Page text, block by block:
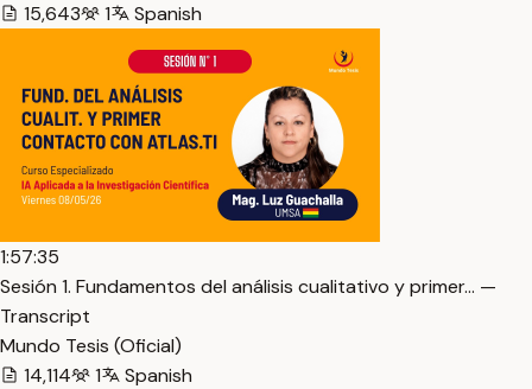
15,643
1 Spanish
1:57:35
Sesión 1. Fundamentos del análisis cualitativo y primer… —
Transcript
Mundo Tesis (Oficial)
14,114
1 Spanish